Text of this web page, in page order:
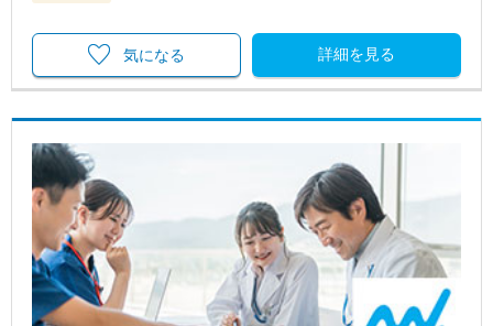
詳細を見る
気になる